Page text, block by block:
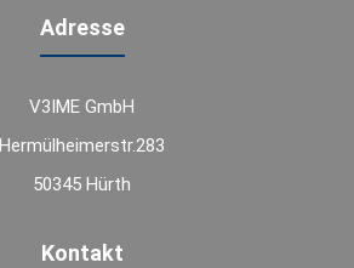
Adresse
V3IME GmbH
Hermülheimerstr.283
50345 Hürth
Kontakt